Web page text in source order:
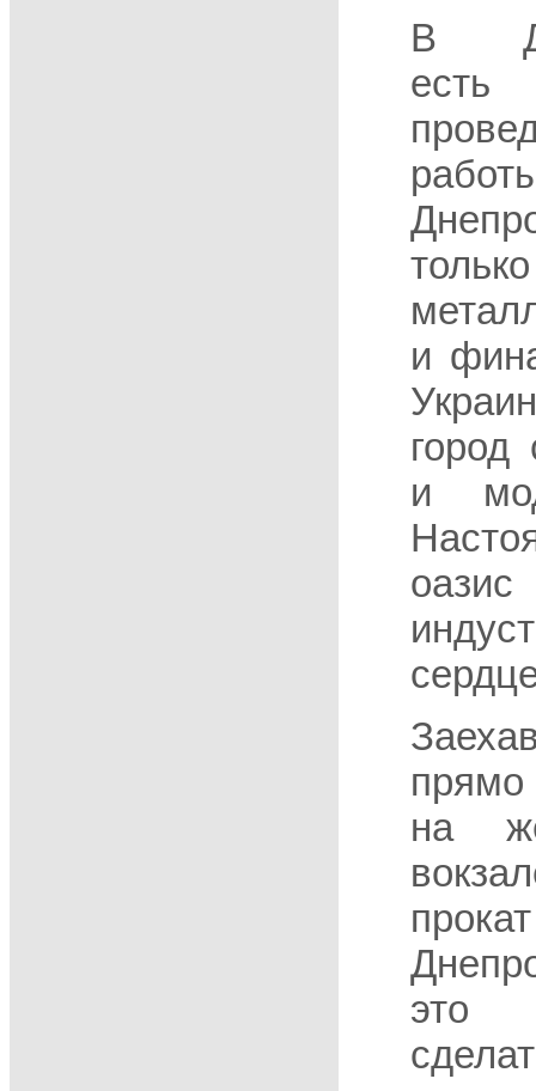
В
и
город
и
прямо
на
это